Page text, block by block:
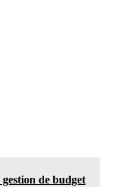
de budget